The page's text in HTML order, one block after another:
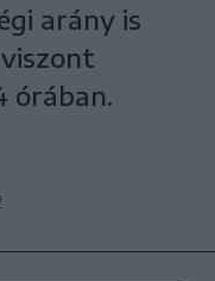
arány is
órában.